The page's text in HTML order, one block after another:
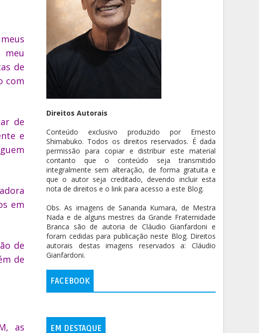
meu
de
com
de
e
em
de
de
as
Direitos Autorais
Conteúdo exclusivo produzido por Ernesto
Shimabuko. Todos os direitos reservados. É dada
permissão para copiar e distribuir este material
contanto que o conteúdo seja transmitido
integralmente sem alteração, de forma gratuita e
que o autor seja creditado, devendo incluir esta
nota de direitos e o link para acesso a este Blog.
Obs. As imagens de Sananda Kumara, de Mestra
Nada e de alguns mestres da Grande Fraternidade
Branca são de autoria de Cláudio Gianfardoni e
foram cedidas para publicação neste Blog. Direitos
autorais destas imagens reservados a: Cláudio
Gianfardoni.
FACEBOOK
EM DESTAQUE